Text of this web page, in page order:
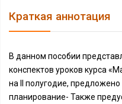
Краткая аннотация
В данном пособии
конспектов уроков курса
на II полугодие,
планирование- Также